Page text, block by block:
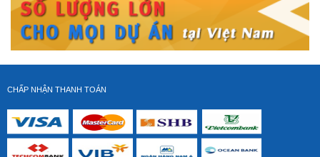
CHẤP NHẬN THANH TOÁN